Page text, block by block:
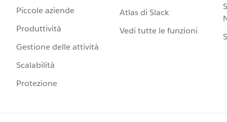
Piccole aziende
Produttività
Gestione delle attività
Scalabilità
Protezione
Atlas di Slack
Vedi tutte le funzioni